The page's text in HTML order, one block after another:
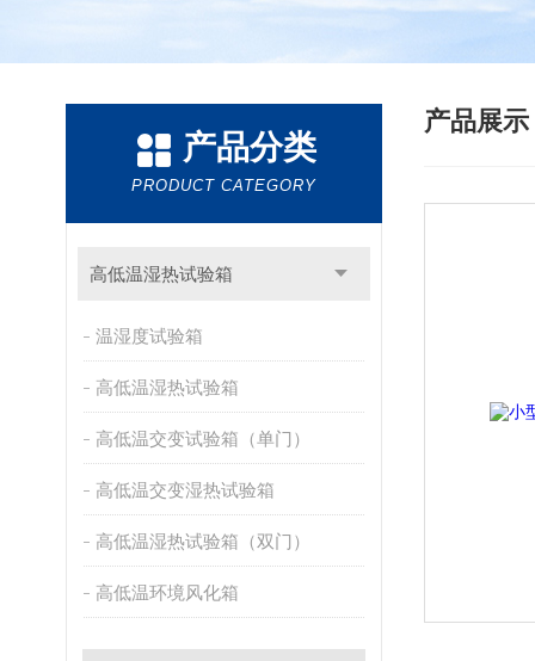
产品分类
PRODUCT CATEGORY
高低温湿热试验箱
温湿度试验箱
高低温湿热试验箱
高低温交变试验箱（单门）
高低温交变湿热试验箱
高低温湿热试验箱（双门）
高低温环境风化箱
产品展示